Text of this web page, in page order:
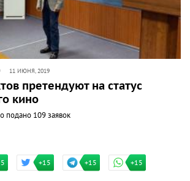
11 ИЮНЯ, 2019
претендуют на статус
кино
подано 109 заявок
+15 +15 +15